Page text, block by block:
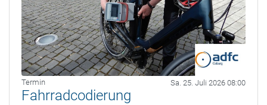
Termin Sa. 25. Juli 2026 08:00
Fahrradcodierung